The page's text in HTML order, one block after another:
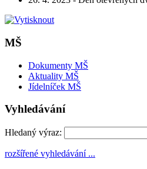
MŠ
Dokumenty MŠ
Aktuality MŠ
Jídelníček MŠ
Vyhledávání
Hledaný výraz:
rozšířené vyhledávání ...